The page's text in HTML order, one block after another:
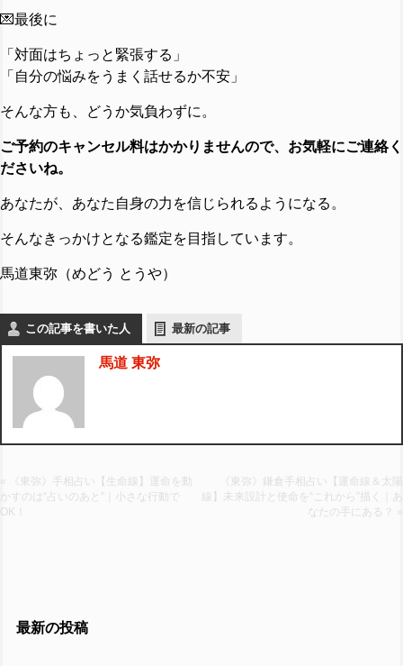
💌最後に
「対面はちょっと緊張する」
「自分の悩みをうまく話せるか不安」
そんな方も、どうか気負わずに。
ご予約のキャンセル料はかかりませんので、お気軽にご連絡く
ださいね。
あなたが、あなた自身の力を信じられるようになる。
そんなきっかけとなる鑑定を目指しています。
馬道東弥（めどう とうや）
この記事を書いた人 最新の記事
馬道 東弥
« 《東弥》手相占い【生命線】運命を動
かすのは“占いのあと”｜小さな行動で
OK！
《東弥》鎌倉手相占い【運命線＆太陽
線】未来設計と使命を“これから”描く｜あ
なたの手にある？ »
最新の投稿